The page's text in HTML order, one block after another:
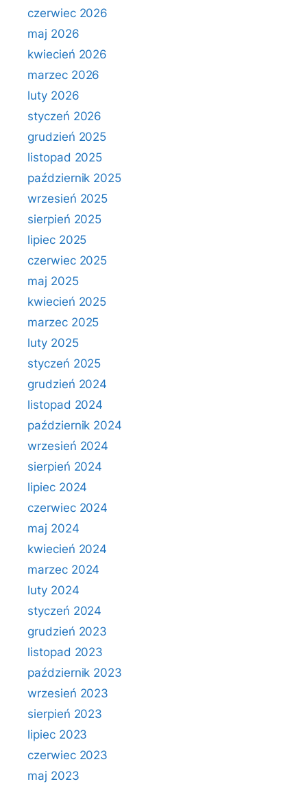
czerwiec 2026
maj 2026
kwiecień 2026
marzec 2026
luty 2026
styczeń 2026
grudzień 2025
listopad 2025
październik 2025
wrzesień 2025
sierpień 2025
lipiec 2025
czerwiec 2025
maj 2025
kwiecień 2025
marzec 2025
luty 2025
styczeń 2025
grudzień 2024
listopad 2024
październik 2024
wrzesień 2024
sierpień 2024
lipiec 2024
czerwiec 2024
maj 2024
kwiecień 2024
marzec 2024
luty 2024
styczeń 2024
grudzień 2023
listopad 2023
październik 2023
wrzesień 2023
sierpień 2023
lipiec 2023
czerwiec 2023
maj 2023